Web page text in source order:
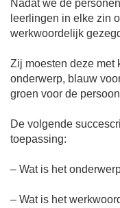
Nadat we de
leerlingen in elke zin
werkwoordelijk
Zij moesten deze met
onderwerp, blauw
groen voor de
De volgende
toepassing:
– Wat is het
– Wat is het